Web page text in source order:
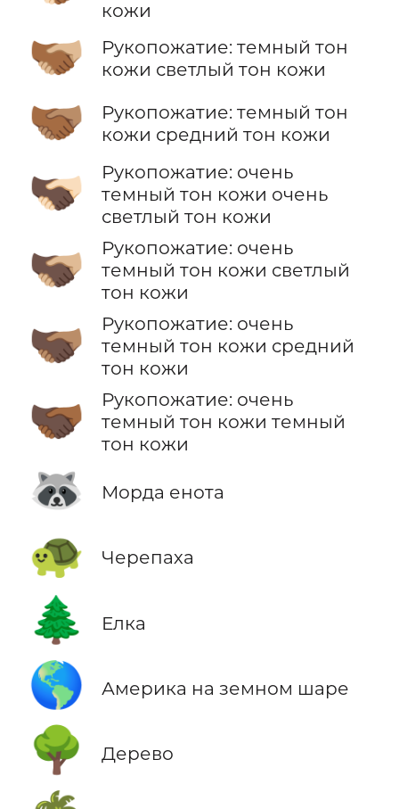
кожи
🫱🏾‍🫲🏼
Рукопожатие: темный тон
кожи светлый тон кожи
🫱🏾‍🫲🏽
Рукопожатие: темный тон
кожи средний тон кожи
🫱🏿‍🫲🏻
Рукопожатие: очень
темный тон кожи очень
светлый тон кожи
🫱🏿‍🫲🏼
Рукопожатие: очень
темный тон кожи светлый
тон кожи
🫱🏿‍🫲🏽
Рукопожатие: очень
темный тон кожи средний
тон кожи
🫱🏿‍🫲🏾
Рукопожатие: очень
темный тон кожи темный
тон кожи
🦝 Морда енота
🐢 Черепаха
🌲 Елка
🌎 Америка на земном шаре
🌳 Дерево